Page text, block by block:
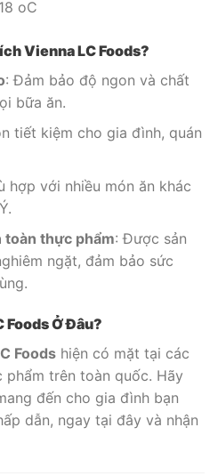
oC
Vienna LC Foods?
: Đảm bảo độ ngon và chất
bữa ăn.
tiết kiệm cho gia đình, quán
hợp với nhiều món ăn khác
toàn thực phẩm: Được sản
ngặt, đảm bảo sức
Foods Ở Đâu?
Foods hiện có mặt tại các
trên toàn quốc. Hãy
đến cho gia đình bạn
dẫn, ngay tại đây và nhận